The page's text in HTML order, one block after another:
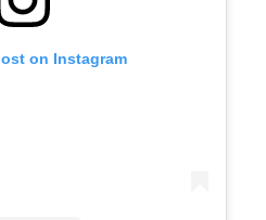
on Instagram